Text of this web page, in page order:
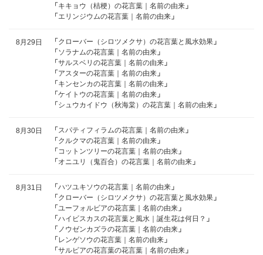
「 キキョウ（桔梗）の花言葉｜名前の由来 」
「 エリンジウムの花言葉｜名前の由来 」
8月29日 「 クローバー（シロツメクサ）の花言葉と風水効果 」
「 ソラナムの花言葉｜名前の由来 」
「 サルスベリの花言葉｜名前の由来 」
「 アスターの花言葉｜名前の由来 」
「 キンセンカの花言葉｜名前の由来 」
「 ケイトウの花言葉｜名前の由来 」
「 シュウカイドウ（秋海棠）の花言葉｜名前の由来 」
8月30日 「 スパティフィラムの花言葉｜名前の由来 」
「 クルクマの花言葉｜名前の由来 」
「 コットンツリーの花言葉｜名前の由来 」
「 オニユリ（鬼百合）の花言葉｜名前の由来 」
8月31日 「 ハツユキソウの花言葉｜名前の由来 」
「 クローバー（シロツメクサ）の花言葉と風水効果 」
「 ユーフォルビアの花言葉｜名前の由来 」
「 ハイビスカスの花言葉と風水｜誕生花は何日？ 」
「 ノウゼンカズラの花言葉｜名前の由来 」
「 レンゲソウの花言葉｜名前の由来 」
「 サルビアの花言葉の花言葉｜名前の由来 」